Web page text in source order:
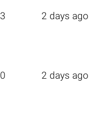
3 2 days ago
0 2 days ago